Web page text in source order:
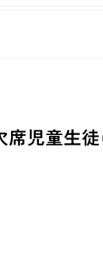
席児童生